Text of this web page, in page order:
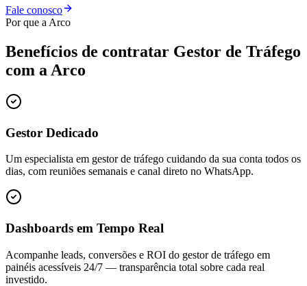
Fale conosco
Por que a Arco
Benefícios de contratar Gestor de Tráfego
com a Arco
Gestor Dedicado
Um especialista em gestor de tráfego cuidando da sua conta todos os
dias, com reuniões semanais e canal direto no WhatsApp.
Dashboards em Tempo Real
Acompanhe leads, conversões e ROI do gestor de tráfego em
painéis acessíveis 24/7 — transparência total sobre cada real
investido.